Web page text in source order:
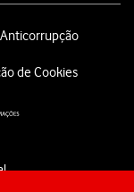
de Cookies